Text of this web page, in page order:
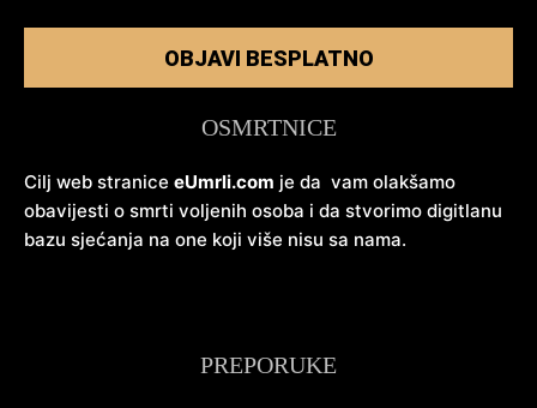
OBJAVI BESPLATNO
OSMRTNICE
Cilj web stranice eUmrli.com je da vam olakšamo
obavijesti o smrti voljenih osoba i da stvorimo digitlanu
bazu sjećanja na one koji više nisu sa nama.
PREPORUKE